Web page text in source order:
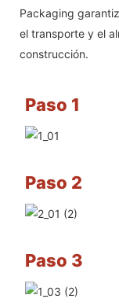
Packaging
el transporte y el
construcción.
Paso 1
Paso 2
Paso 3